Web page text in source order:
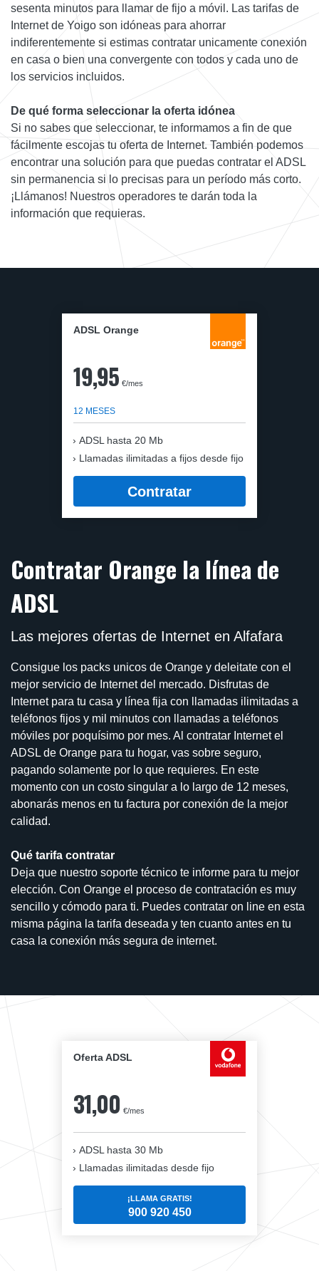
sesenta minutos para llamar de fijo a móvil. Las tarifas de
Internet de Yoigo son idóneas para ahorrar
indiferentemente si estimas contratar unicamente conexión
en casa o bien una convergente con todos y cada uno de
los servicios incluidos.
De qué forma seleccionar la oferta idónea
Si no sabes que seleccionar, te informamos a fin de que
fácilmente escojas tu oferta de Internet. También podemos
encontrar una solución para que puedas contratar el ADSL
sin permanencia si lo precisas para un período más corto.
¡Llámanos! Nuestros operadores te darán toda la
información que requieras.
ADSL Orange
19,95 €/mes
12 MESES
ADSL hasta 20 Mb
Llamadas ilimitadas a fijos desde fijo
Contratar
Contratar Orange la línea de
ADSL
Las mejores ofertas de Internet en Alfafara
Consigue los packs unicos de Orange y deleitate con el
mejor servicio de Internet del mercado. Disfrutas de
Internet para tu casa y línea fija con llamadas ilimitadas a
teléfonos fijos y mil minutos con llamadas a teléfonos
móviles por poquísimo por mes. Al contratar Internet el
ADSL de Orange para tu hogar, vas sobre seguro,
pagando solamente por lo que requieres. En este
momento con un costo singular a lo largo de 12 meses,
abonarás menos en tu factura por conexión de la mejor
calidad.
Qué tarifa contratar
Deja que nuestro soporte técnico te informe para tu mejor
elección. Con Orange el proceso de contratación es muy
sencillo y cómodo para ti. Puedes contratar on line en esta
misma página la tarifa deseada y ten cuanto antes en tu
casa la conexión más segura de internet.
Oferta ADSL
31,00 €/mes
ADSL hasta 30 Mb
Llamadas ilimitadas desde fijo
¡LLAMA GRATIS!
900 920 450